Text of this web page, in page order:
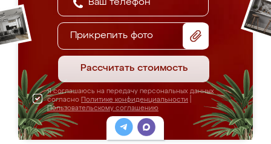
Прикрепить фото
Рассчитать стоимость
Я соглашаюсь на передачу персональных данных
согласно Политике конфиденциальности
Пользовательскому соглашению